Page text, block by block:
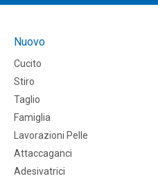
Nuovo
Cucito
Stiro
Taglio
Famiglia
Lavorazioni Pelle
Attaccaganci
Adesivatrici